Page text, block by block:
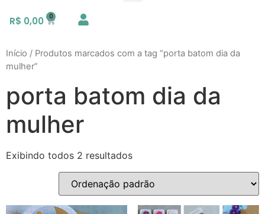
R$ 0,00
Início / Produtos marcados com a tag “porta batom dia da
mulher”
porta batom dia da
mulher
Exibindo todos 2 resultados